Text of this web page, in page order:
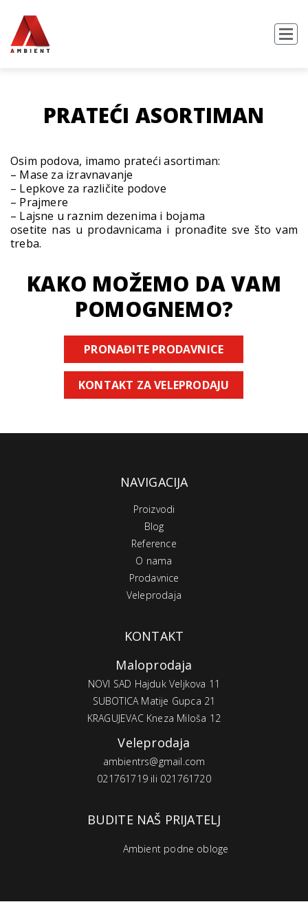
PRATEĆI ASORTIMAN
Osim podova, imamo prateći asortiman:
– Mase za izravnavanje
– Lepkove za različite podove
– Prajmere
– Lajsne u raznim dezenima i bojama
osetite nas u prodavnicama i pronađite sve što vam
treba.
KAKO MOŽEMO DA VAM
POMOGNEMO?
PRONAĐITE PRODAVNICE
KONTAKT ZA VELEPRODAJU
NAVIGACIJA
Proizvodi
Blog
Reference
O nama
Prodavnice
Veleprodaja
KONTAKT
Maloprodaja
NOVI SAD Hajduk Veljkova 11
SUBOTICA Matije Gupca 21
KRAGUJEVAC Kneza Miloša 12
Veleprodaja
ambientrs@gmail.com
021761719 ili 021761720
BUDITE NAŠ PRIJATELJ
Ambient podne obloge